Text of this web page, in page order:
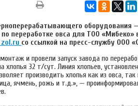
оборудования
переработке овса для ТОО «Мибеко»
zol.ru со ссылкой на пресс-службу ООО
и провели запуск завода по
32 т/сут. Линия хлопьев,
производить хлопья как из овса, так
ячмень, рожь и т.д.», —